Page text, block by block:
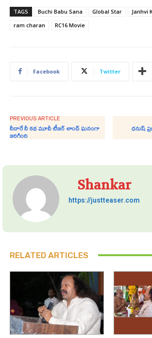
TAGS Buchi Babu Sana Global Star Janhvi
ram charan
RC16 Movie
Facebook Twitter
PREVIOUS ARTICLE
నీదారే నీ కథ మూవీ టీజర్ లాంచ్ ఘనంగా
జరిగింది
ధనుష్
Shankar
https://justteaser.com
RELATED ARTICLES